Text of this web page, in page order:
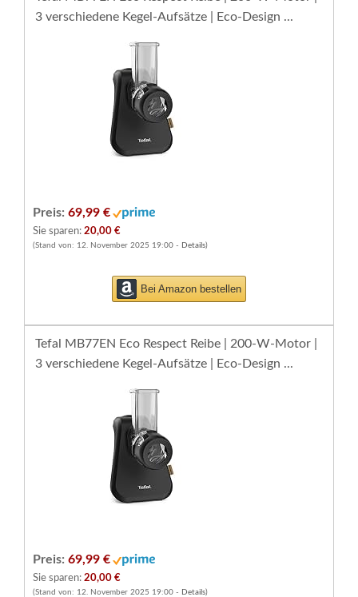
3 verschiedene Kegel-Aufsätze | Eco-Design ...
Preis: 69,99 €
Sie sparen: 20,00 €
(Stand von: 12. November 2025 19:00 - Details)
Bei Amazon bestellen
Tefal MB77EN Eco Respect Reibe | 200-W-Motor |
3 verschiedene Kegel-Aufsätze | Eco-Design ...
Preis: 69,99 €
Sie sparen: 20,00 €
(Stand von: 12. November 2025 19:00 - Details)